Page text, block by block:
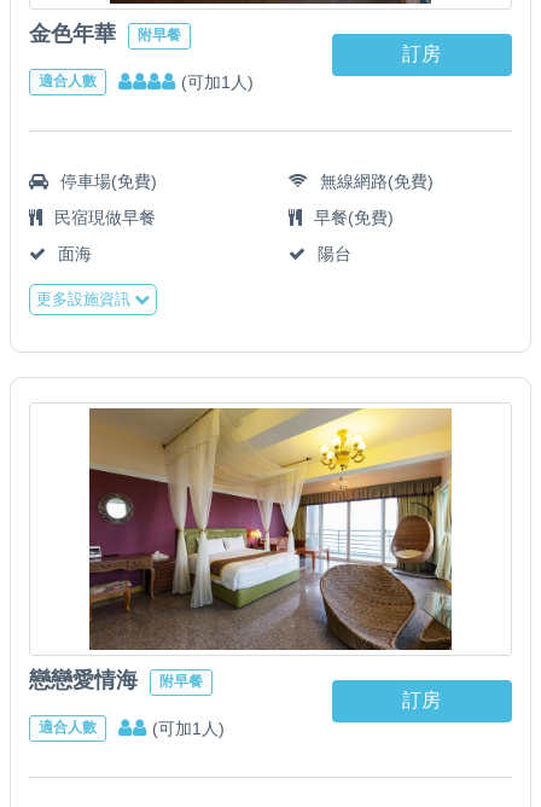
金色年華 附早餐
適合人數 (可加1人)
訂房
停車場(免費)
無線網路(免費)
民宿現做早餐
早餐(免費)
面海
陽台
更多設施資訊
戀戀愛情海 附早餐
適合人數 (可加1人)
訂房